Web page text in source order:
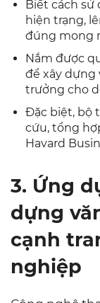
Biết cách sử
hiện trạng,
đúng mong
Nắm được
để xây dựng
trưởng cho
Đặc biệt, bộ
cứu, tổng
Havard
3. Ứng
dựng
cạnh
nghiệp